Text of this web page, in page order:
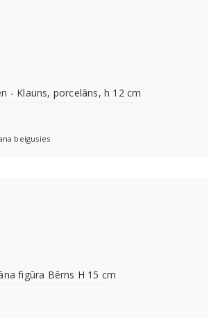
- Klauns, porcelāns, h 12 cm
beigusies
figūra Bērns H 15 cm